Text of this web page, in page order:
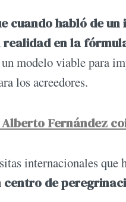
cuando habló de
en la
modelo viable para
los acreedores.
Fernández
internacionales
centro de